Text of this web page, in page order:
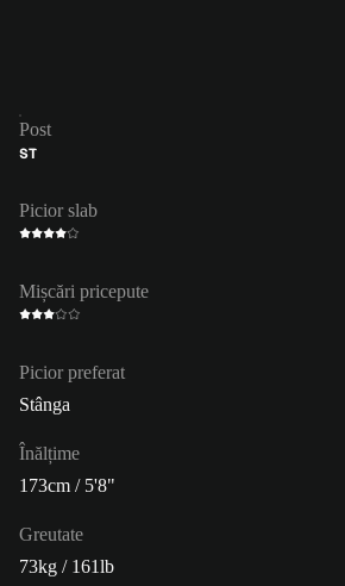
Post
ST
Picior slab
Mișcări pricepute
Picior preferat
Stânga
Înălțime
173cm / 5'8"
Greutate
73kg / 161lb